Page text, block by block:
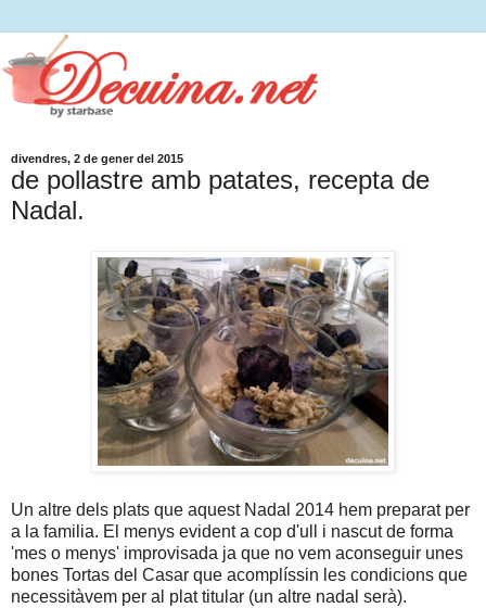
divendres, 2 de gener del 2015
de pollastre amb patates, recepta de
Nadal.
Un altre dels plats que aquest Nadal 2014 hem preparat per
a la familia. El menys evident a cop d'ull i nascut de forma
'mes o menys' improvisada ja que no vem aconseguir unes
bones Tortas del Casar que acomplíssin les condicions que
necessitàvem per al plat titular (un altre nadal serà).